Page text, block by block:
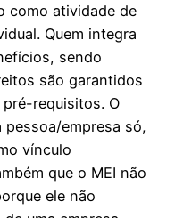
como atividade de
Quem integra
sendo
são garantidos
requisitos. O
pessoa/empresa só,
vínculo
que o MEI não
ele não